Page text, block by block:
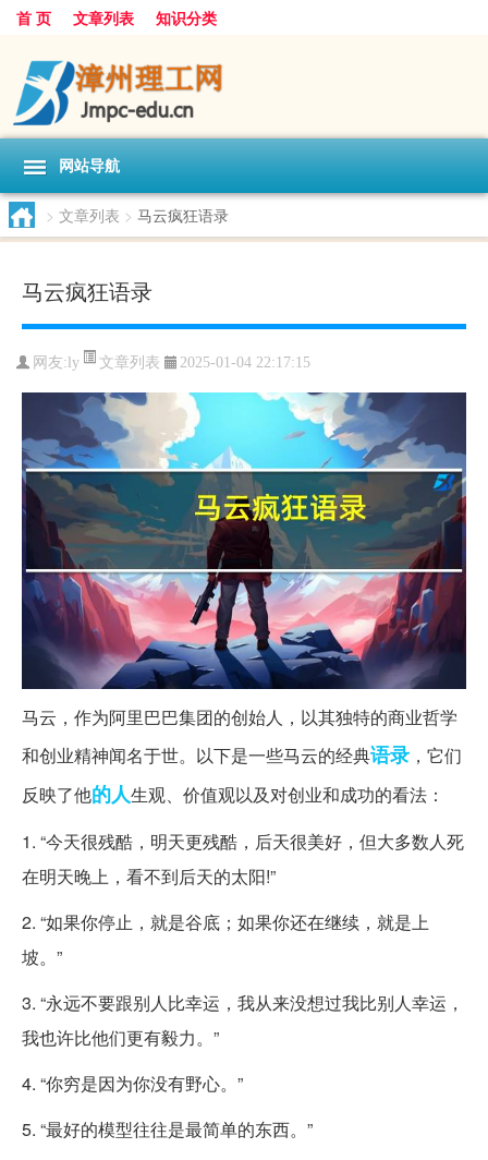
首 页 文章列表 知识分类
网站导航
> 文章列表 > 马云疯狂语录
马云疯狂语录
网友:ly 文章列表 2025-01-04 22:17:15
马云，作为阿里巴巴集团的创始人，以其独特的商业哲学
和创业精神闻名于世。以下是一些马云的经典语录 ，它们
反映了他的人生观、价值观以及对创业和成功的看法：
1. “今天很残酷，明天更残酷，后天很美好，但大多数人死
在明天晚上，看不到后天的太阳!”
2. “如果你停止，就是谷底；如果你还在继续，就是上
坡。”
3. “永远不要跟别人比幸运，我从来没想过我比别人幸运，
我也许比他们更有毅力。”
4. “你穷是因为你没有野心。”
5. “最好的模型往往是最简单的东西。”